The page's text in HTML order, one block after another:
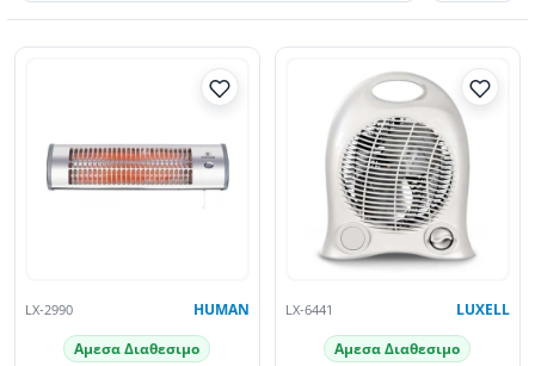
LX-2990 HUMAN
Αμεσα Διαθεσιμο
LX-6441 LUXELL
Αμεσα Διαθεσιμο